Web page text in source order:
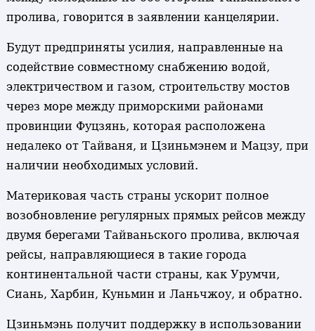
пролива, говорится в заявлении канцелярии.
Будут предприняты усилия, направленные на
содействие совместному снабжению водой,
электричеством и газом, строительству мостов
через море между приморскими районами
провинции Фуцзянь, которая расположена
недалеко от Тайваня, и Цзиньмэнем и Мацзу, при
наличии необходимых условий.
Материковая часть страны ускорит полное
возобновление регулярных прямых рейсов между
двумя берегами Тайваньского пролива, включая
рейсы, направляющиеся в такие города
континентальной части страны, как Урумчи,
Сиань, Харбин, Куньмин и Ланьчжоу, и обратно.
Цзиньмэнь получит поддержку в использовании